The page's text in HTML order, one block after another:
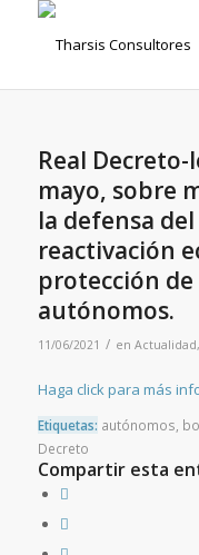
Real Decreto-
mayo, sobre
la defensa
reactivación
protección
autónomos.
11/06/2021 / en Actualidad,
Haga click para más
Etiquetas: autónomos
Decreto
Compartir esta